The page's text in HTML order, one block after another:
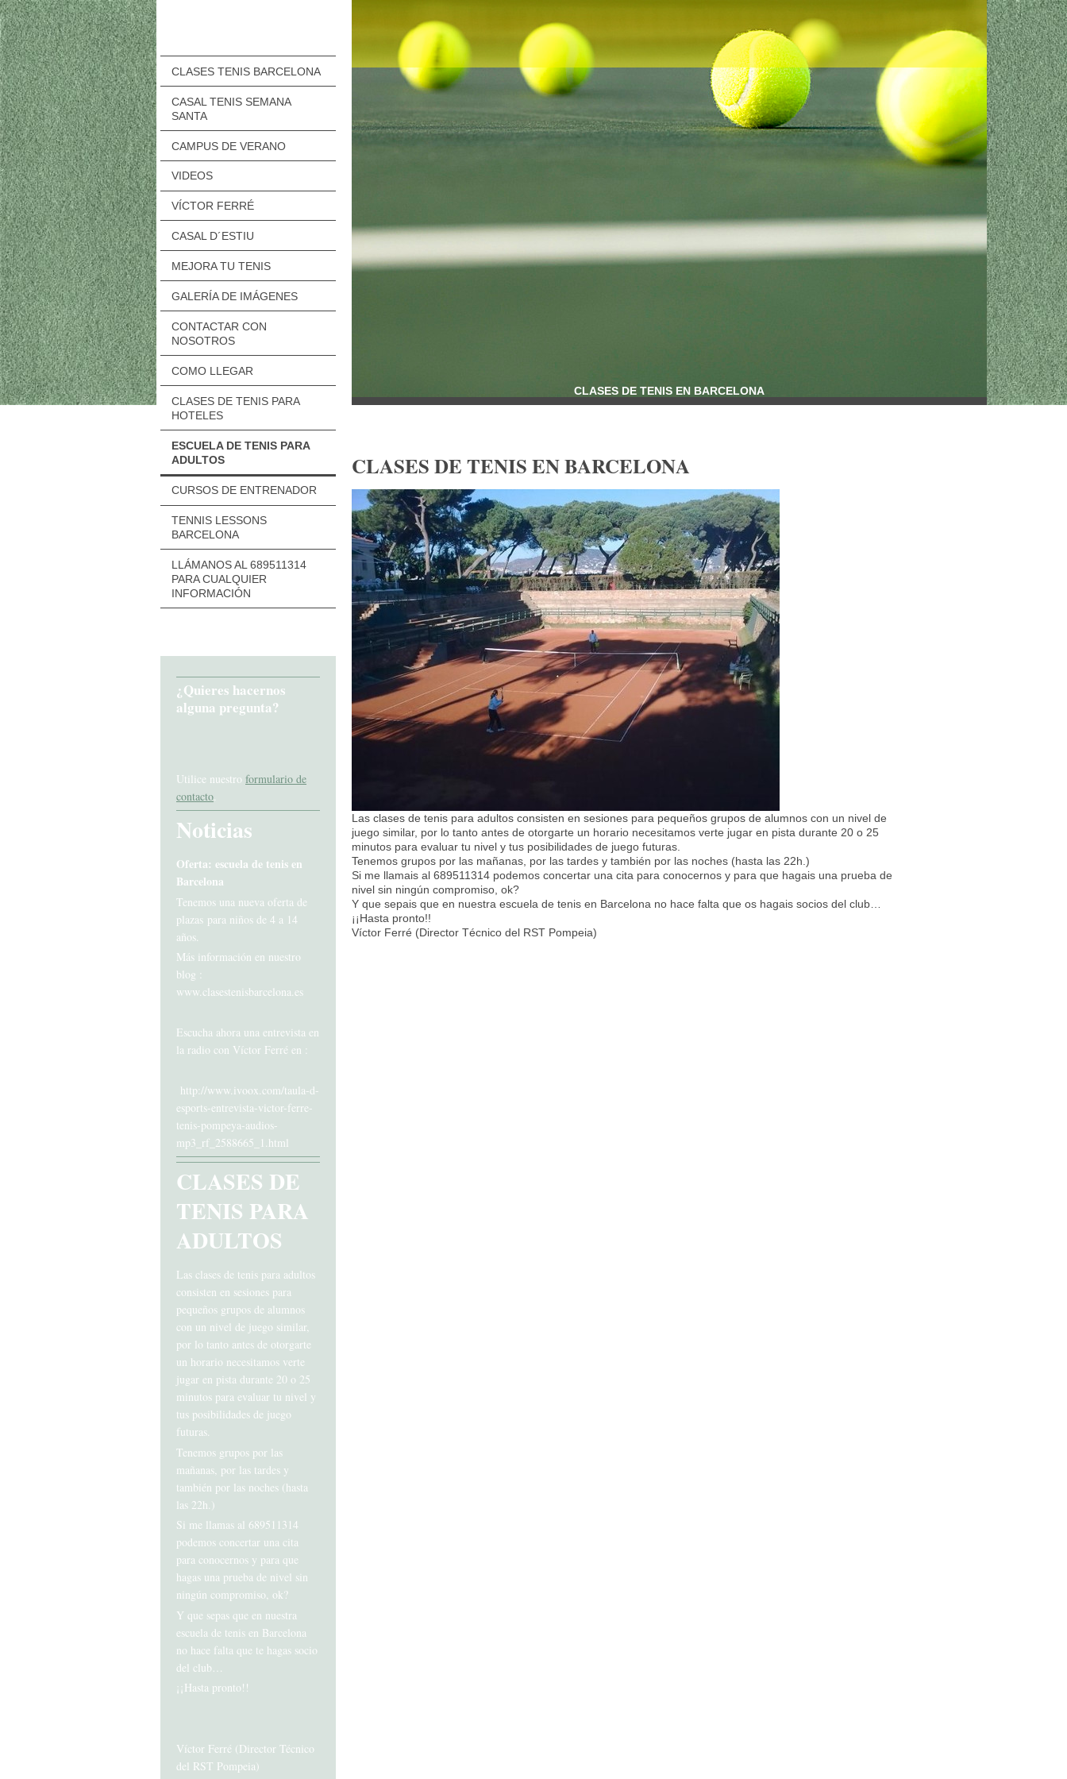
CLASES TENIS BARCELONA
CASAL TENIS SEMANA
SANTA
CAMPUS DE VERANO
VIDEOS
VÍCTOR FERRÉ
CASAL D´ESTIU
MEJORA TU TENIS
GALERÍA DE IMÁGENES
CONTACTAR CON
NOSOTROS
COMO LLEGAR
CLASES DE TENIS PARA
HOTELES
ESCUELA DE TENIS PARA
ADULTOS
CURSOS DE ENTRENADOR
TENNIS LESSONS
BARCELONA
LLÁMANOS AL 689511314
PARA CUALQUIER
INFORMACIÓN
¿Quieres hacernos
alguna pregunta?
Utilice nuestro formulario de
contacto.
Noticias
Oferta: escuela de tenis en
Barcelona
Tenemos una nueva oferta de
plazas para niños de 4 a 14
años.
Más información en nuestro
blog :
www.clasestenisbarcelona.es
Escucha ahora una entrevista en
la radio con Víctor Ferré en :
http://www.ivoox.com/taula-d-
esports-entrevista-victor-ferre-
tenis-pompeya-audios-
mp3_rf_2588665_1.html
CLASES DE
TENIS PARA
ADULTOS
Las clases de tenis para adultos
consisten en sesiones para
pequeños grupos de alumnos
con un nivel de juego similar,
por lo tanto antes de otorgarte
un horario necesitamos verte
jugar en pista durante 20 o 25
minutos para evaluar tu nivel y
tus posibilidades de juego
futuras.
Tenemos grupos por las
mañanas, por las tardes y
también por las noches (hasta
las 22h.)
Si me llamas al 689511314
podemos concertar una cita
para conocernos y para que
hagas una prueba de nivel sin
ningún compromiso, ok?
Y que sepas que en nuestra
escuela de tenis en Barcelona
no hace falta que te hagas socio
del club…
¡¡Hasta pronto!!
Víctor Ferré (Director Técnico
del RST Pompeia)
CLASES DE TENIS EN BARCELONA
CLASES DE TENIS EN BARCELONA
Las clases de tenis para adultos consisten en sesiones para pequeños grupos de alumnos con un nivel de
juego similar, por lo tanto antes de otorgarte un horario necesitamos verte jugar en pista durante 20 o 25
minutos para evaluar tu nivel y tus posibilidades de juego futuras.
Tenemos grupos por las mañanas, por las tardes y también por las noches (hasta las 22h.)
Si me llamais al 689511314 podemos concertar una cita para conocernos y para que hagais una prueba de
nivel sin ningún compromiso, ok?
Y que sepais que en nuestra escuela de tenis en Barcelona no hace falta que os hagais socios del club…
¡¡Hasta pronto!!
Víctor Ferré (Director Técnico del RST Pompeia)